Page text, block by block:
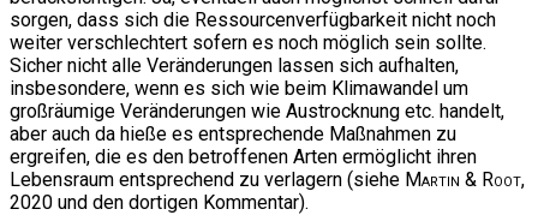
sorgen, dass sich die Ressourcenverfügbarkeit nicht noch
weiter verschlechtert sofern es noch möglich sein sollte.
Sicher nicht alle Veränderungen lassen sich aufhalten,
insbesondere, wenn es sich wie beim Klimawandel um
großräumige Veränderungen wie Austrocknung etc. handelt,
aber auch da hieße es entsprechende Maßnahmen zu
ergreifen, die es den betroffenen Arten ermöglicht ihren
Lebensraum entsprechend zu verlagern (siehe Martin & Root,
2020 und den dortigen Kommentar).